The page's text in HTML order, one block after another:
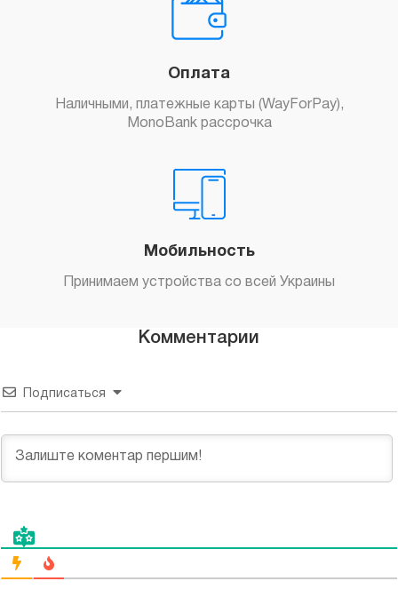
Оплата
Наличными, платежные карты (WayForPay),
MonoBank рассрочка
Мобильность
Принимаем устройства со всей Украины
Комментарии
Подписаться